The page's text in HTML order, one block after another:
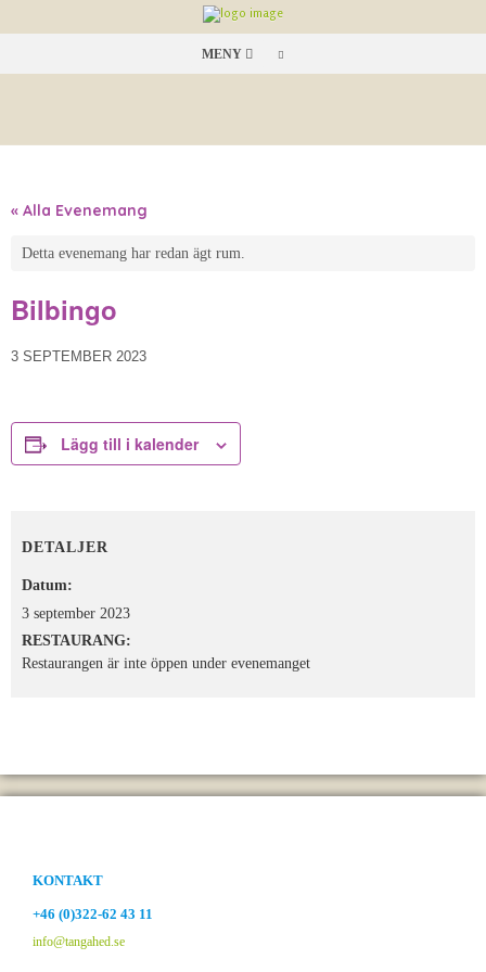
MENY
« Alla Evenemang
Detta evenemang har redan ägt rum.
Bilbingo
3 SEPTEMBER 2023
Lägg till i kalender
DETALJER
Datum:
3 september 2023
RESTAURANG:
Restaurangen är inte öppen under evenemanget
KONTAKT
+46 (0)322-62 43 11
info@tangahed.se